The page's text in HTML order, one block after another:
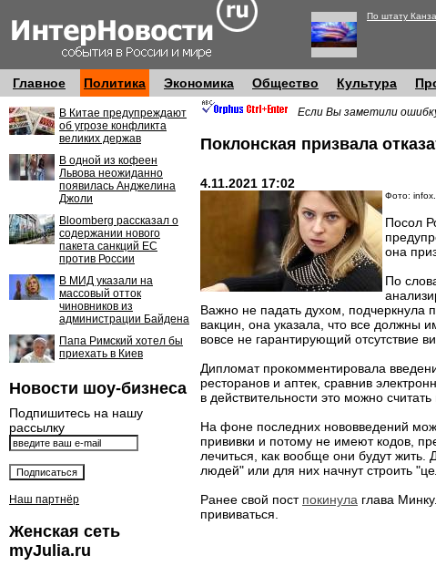
По штату
Главное Политика Экономика Общество Культура
В Китае предупреждают
об угрозе конфликта
великих держав
В одной из кофеен
Львова неожиданно
появилась Анджелина
Джоли
Bloomberg рассказал о
содержании нового
пакета санкций ЕС
против России
В МИД указали на
массовый отток
чиновников из
администрации Байдена
Папа Римский хотел бы
приехать в Киев
Новости шоу-бизнеса
Подпишитесь на нашу
рассылку
Наш партнёр
Женская сеть
myJulia.ru
Если Вы заметили
Поклонская призвала
4.11.2021 17:02
Фото:
Посол
она
По
Важно не падать духом, подчеркнула
вакцин, она указала, что все должны
вовсе не гарантирующий отсутствие
Дипломат прокомментировала
ресторанов и аптек, сравнив
в действительности это можно
На фоне последних нововведений
прививки и потому не имеют кодов,
лечиться, как вообще они будут
людей" или для них начнут строить
Ранее свой пост покинула глава
прививаться.